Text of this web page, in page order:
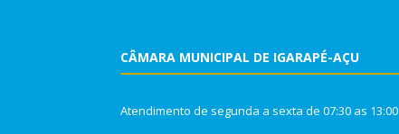
CÂMARA MUNICIPAL DE IGARAPÉ-AÇU
Atendimento de segunda a sexta de 07:30 as 13:00